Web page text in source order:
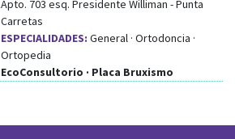
Apto. 703 esq. Presidente Williman -Punta
Carretas
ESPECIALIDADES: General · Ortodoncia ·
Ortopedia
EcoConsultorio · Placa Bruxismo